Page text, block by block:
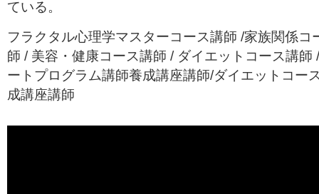
ている。
フラクタル心理学マスターコース講師 /家族関係コ
師 / 美容・健康コース講師 / ダイエットコース講師
ートプログラム講師養成講座講師/ダイエットコー
成講座講師